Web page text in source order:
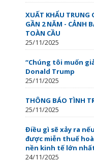
XUẤT KHẨU TRUNG
GẦN 2 NĂM - CẢNH
TOÀN CẦU
25/11/2025
“Chúng tôi muốn
Donald Trump
25/11/2025
THÔNG BÁO TÌNH
25/11/2025
Điều gì sẽ xảy ra
được miễn thuế
nền kinh tế lớn
24/11/2025